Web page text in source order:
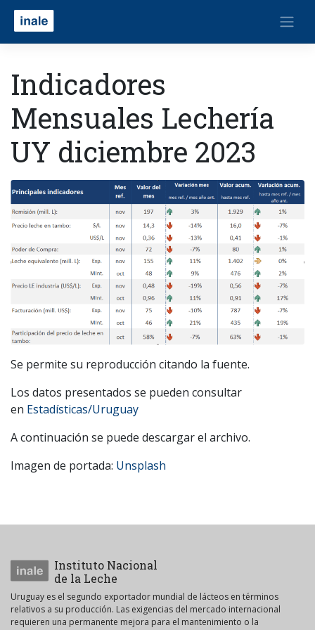
Indicadores
Mensuales Lechería
UY diciembre 2023
Se permite su reproducción citando la fuente.
Los datos presentados se pueden consultar
en Estadísticas/Uruguay
A continuación se puede descargar el archivo.
Imagen de portada: Unsplash
Instituto Nacional
de la Leche
Uruguay es el segundo exportador mundial de lácteos en términos
relativos a su producción. Las exigencias del mercado internacional
requieren una permanente mejora para el mantenimiento o la